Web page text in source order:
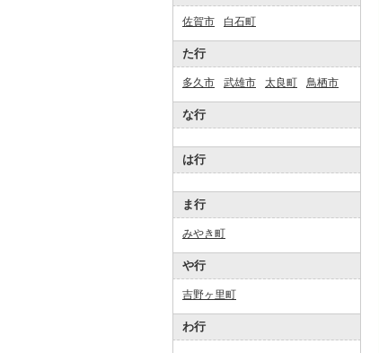
佐賀市 白石町
た行
多久市 武雄市 太良町 鳥栖市
な行
は行
ま行
みやき町
や行
吉野ヶ里町
わ行